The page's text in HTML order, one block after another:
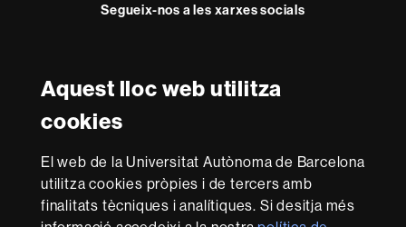
Aquest lloc web utilitza
cookies
El web de la Universitat Autònoma de Barcelona
utilitza cookies pròpies i de tercers amb
finalitats tècniques i analítiques. Si desitja més
Segueix-nos a les xarxes socials
FFLFFLFFLFFL
Reconeixement internacional de l'excel·lència
in
Research
-
Euraxess
Amb el finançament de